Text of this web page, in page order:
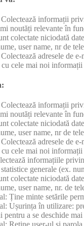
informații
noutăți relevante în
colectate niciodată
user name, nr de
adresele de
cu cele mai noi informații
informații
noutăți relevante în
colectate niciodată
user name, nr de
adresele de
cu cele mai noi informații
informațiile
generale (ex.
colectate niciodată
user name, nr. de
Ține minte setările
Ușurința în utilizare:
pentru a se deschide